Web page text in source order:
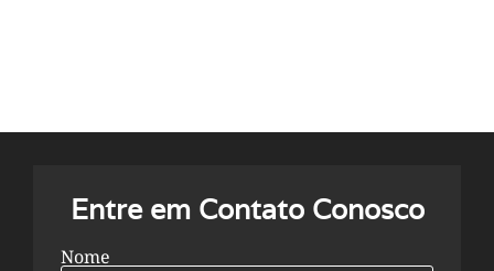
Entre em Contato Conosco
Nome